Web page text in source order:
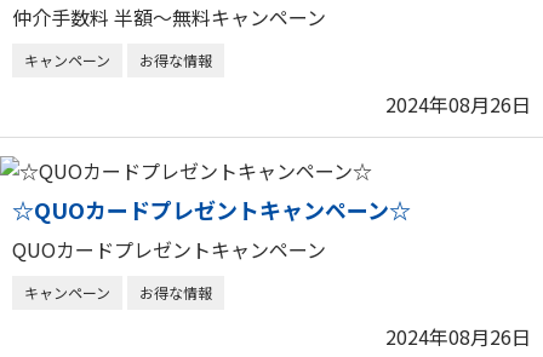
仲介手数料 半額～無料キャンペーン
キャンペーン お得な情報
2024年08月26日
☆QUOカードプレゼントキャンペーン☆
QUOカードプレゼントキャンペーン
キャンペーン お得な情報
2024年08月26日